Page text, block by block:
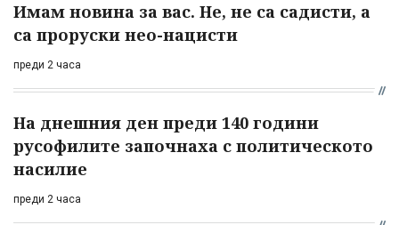
Имам новина за вас. Не, не са садисти, а
са проруски нео-нацисти
преди 2 часа
На днешния ден преди 140 години
русофилите започнаха с политическото
насилие
преди 2 часа